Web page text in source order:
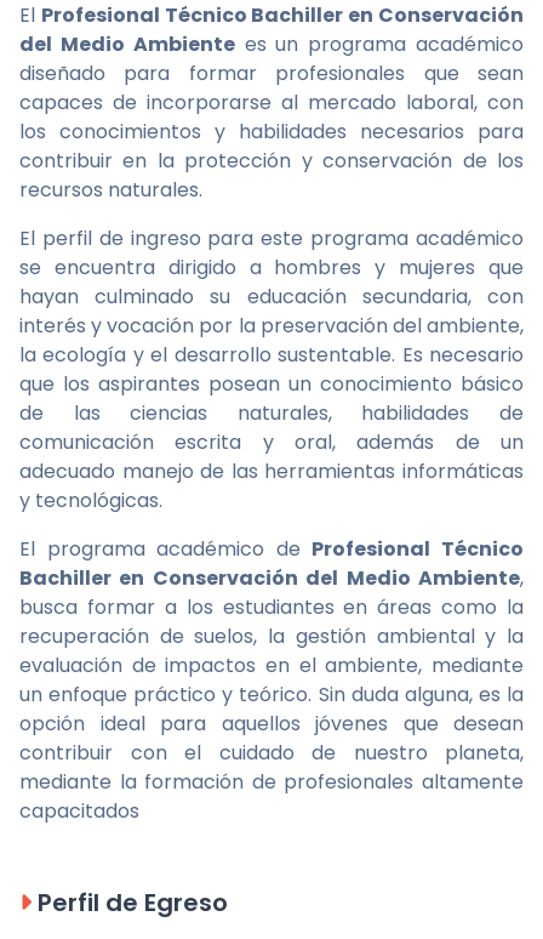
El Profesional Técnico Bachiller en Conservación
del Medio Ambientees un programa académico
diseñado para formar profesionales que sean
capaces de incorporarse al mercado laboral, con
los conocimientos y habilidades necesarios para
contribuir en la protección y conservación de los
recursos naturales.
El perfil de ingreso para este programa académico
se encuentra dirigido a hombres y mujeres que
hayan culminado su educación secundaria, con
interés y vocación por la preservación del ambiente,
la ecología y el desarrollo sustentable. Es necesario
que los aspirantes posean un conocimiento básico
de las ciencias naturales, habilidades de
comunicación escrita y oral, además de un
adecuado manejo de las herramientas informáticas
y tecnológicas.
El programa académico de Profesional Técnico
Bachiller en Conservación del Medio Ambiente,
busca formar a los estudiantes en áreas como la
recuperación de suelos, la gestión ambiental y la
evaluación de impactos en el ambiente, mediante
un enfoque práctico y teórico. Sin duda alguna, es la
opción ideal para aquellos jóvenes que desean
contribuir con el cuidado de nuestro planeta,
mediante la formación de profesionales altamente
capacitados
Perfil de Egreso